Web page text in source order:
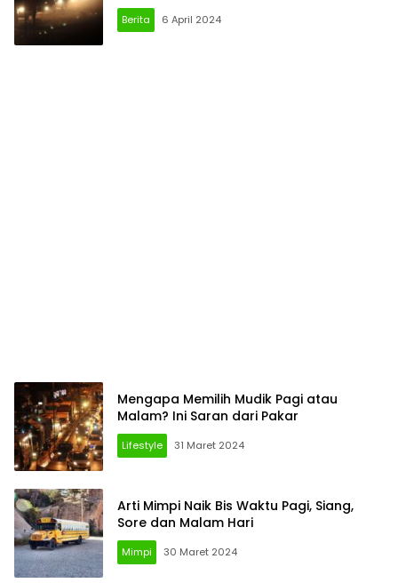
Berita 6 April 2024
Mengapa Memilih Mudik Pagi atau
Malam? Ini Saran dari Pakar
Lifestyle 31 Maret 2024
Arti Mimpi Naik Bis Waktu Pagi, Siang,
Sore dan Malam Hari
Mimpi 30 Maret 2024